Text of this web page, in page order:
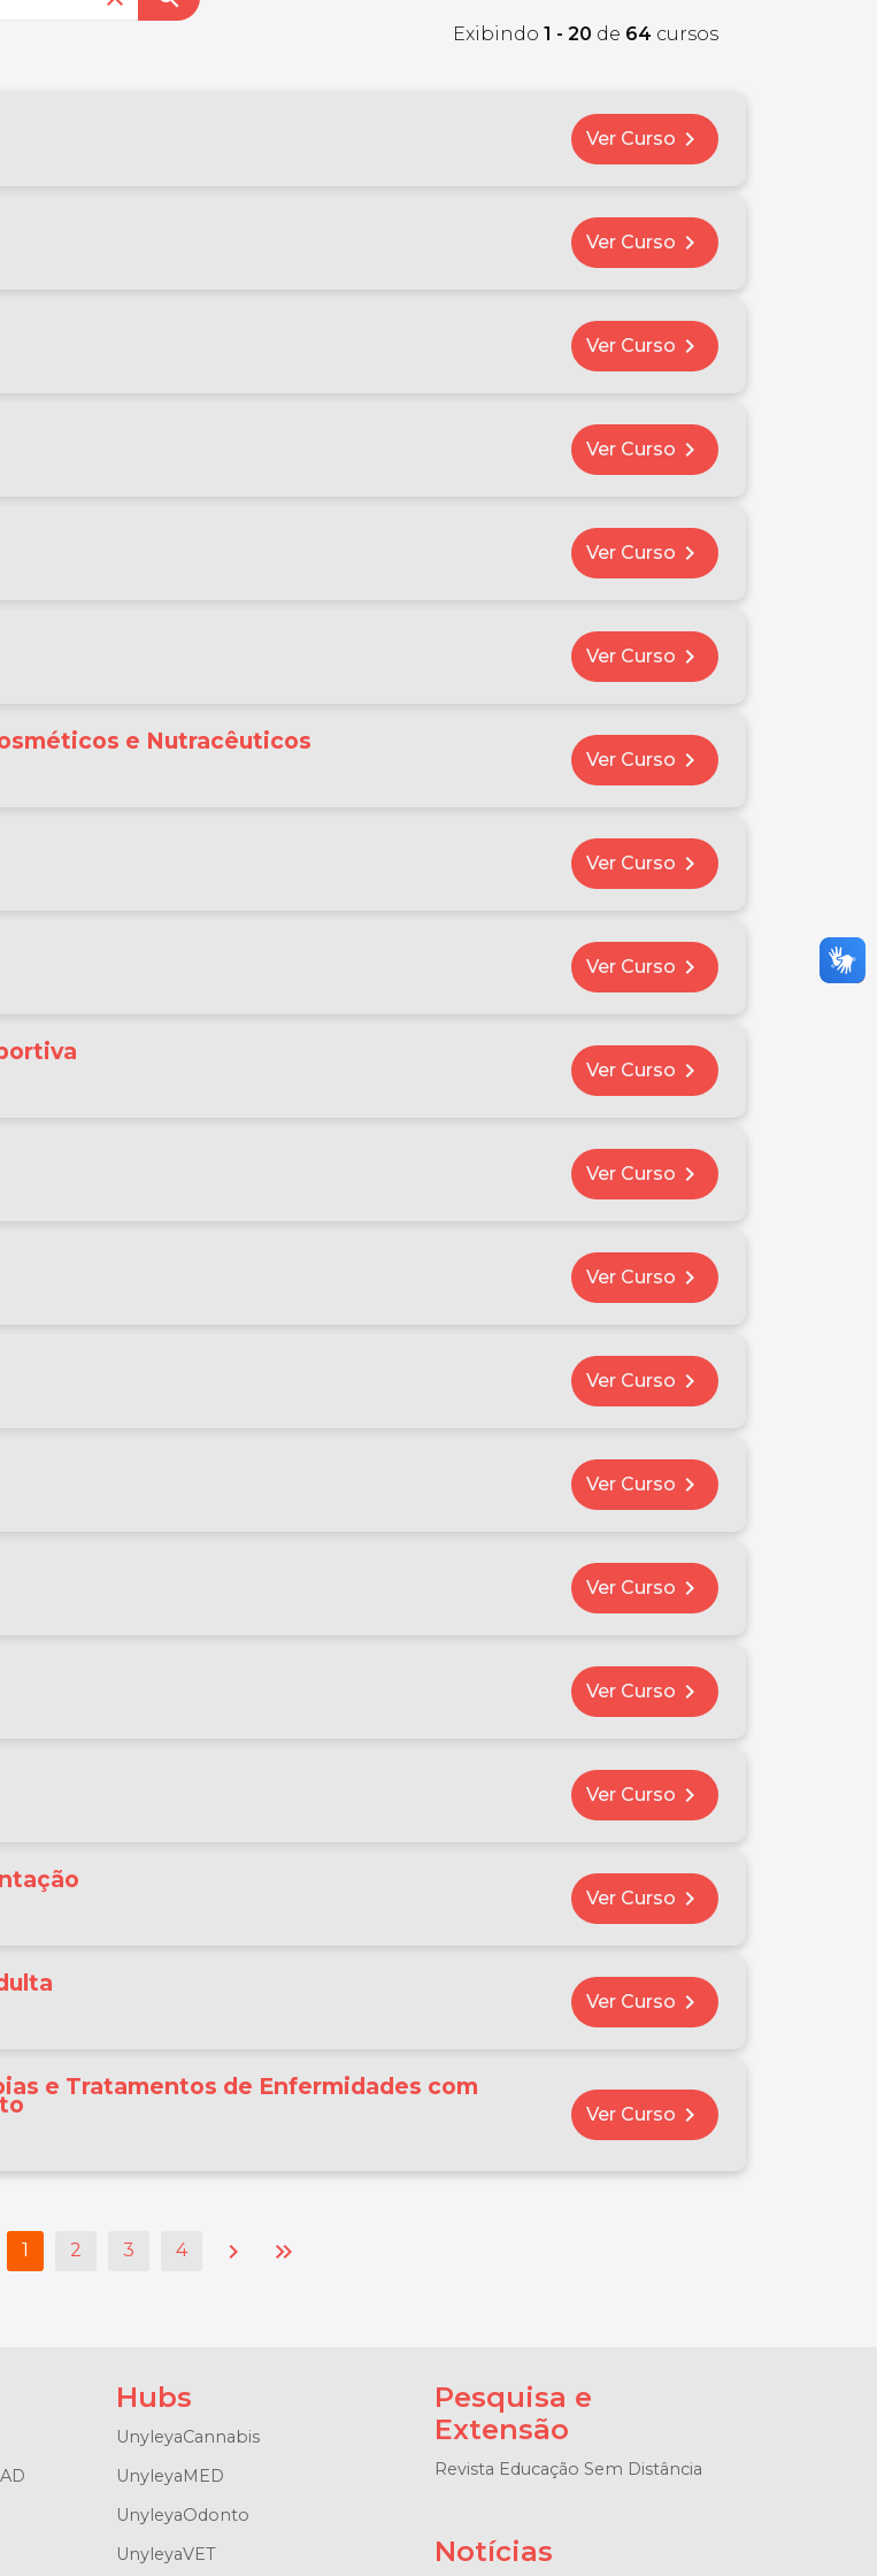
Exibindo 1 - 20 de 64 cursos
Ver Curso chevron_right
Ver Curso chevron_right
Ver Curso chevron_right
Ver Curso chevron_right
Ver Curso chevron_right
Ver Curso chevron_right
e Nutracêuticos
Ver Curso chevron_right
Ver Curso chevron_right
Ver Curso chevron_right
Ver Curso chevron_right
Ver Curso chevron_right
Ver Curso chevron_right
Ver Curso chevron_right
Ver Curso chevron_right
Ver Curso chevron_right
Ver Curso chevron_right
Ver Curso chevron_right
Ver Curso chevron_right
Ver Curso chevron_right
e Tratamentos de Enfermidades com
Ver Curso chevron_right
1 2 3 4 chevron_right keyboard_double_arrow_right
Hubs
UnyleyaCannabis
UnyleyaMED
UnyleyaOdonto
UnyleyaVET
Pesquisa e
Extensão
Revista Educação Sem Distância
Notícias